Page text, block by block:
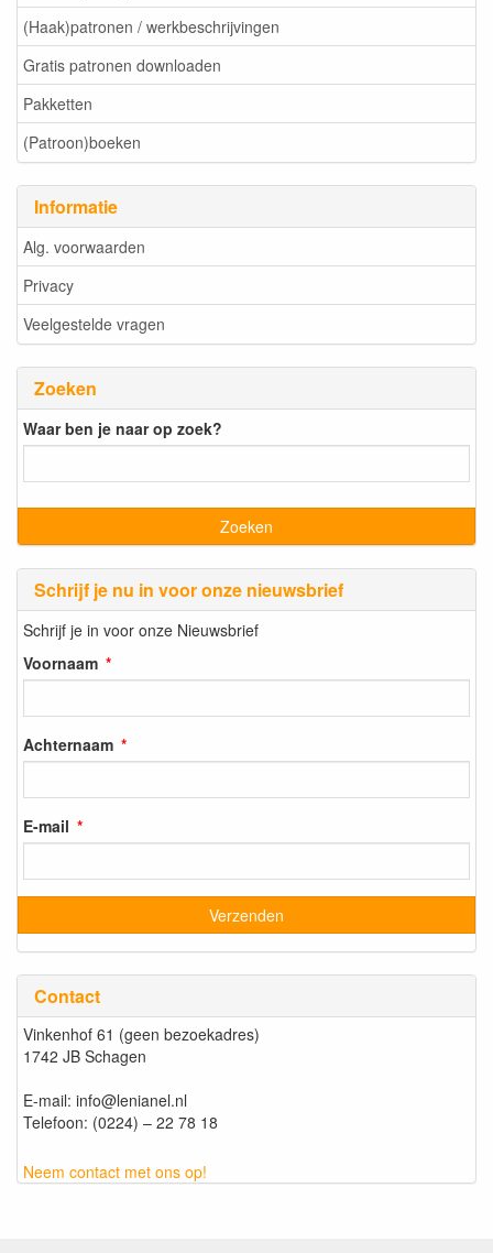
(Haak)patronen / werkbeschrijvingen
Gratis patronen downloaden
Pakketten
(Patroon)boeken
Informatie
Alg. voorwaarden
Privacy
Veelgestelde vragen
Zoeken
Waar ben je naar op zoek?
Schrijf je nu in voor onze nieuwsbrief
Schrijf je in voor onze Nieuwsbrief
Voornaam
Achternaam
E-mail
Contact
Vinkenhof 61 (geen bezoekadres)
1742 JB Schagen
E-mail: info@lenianel.nl
Telefoon: (0224) – 22 78 18
Neem contact met ons op!